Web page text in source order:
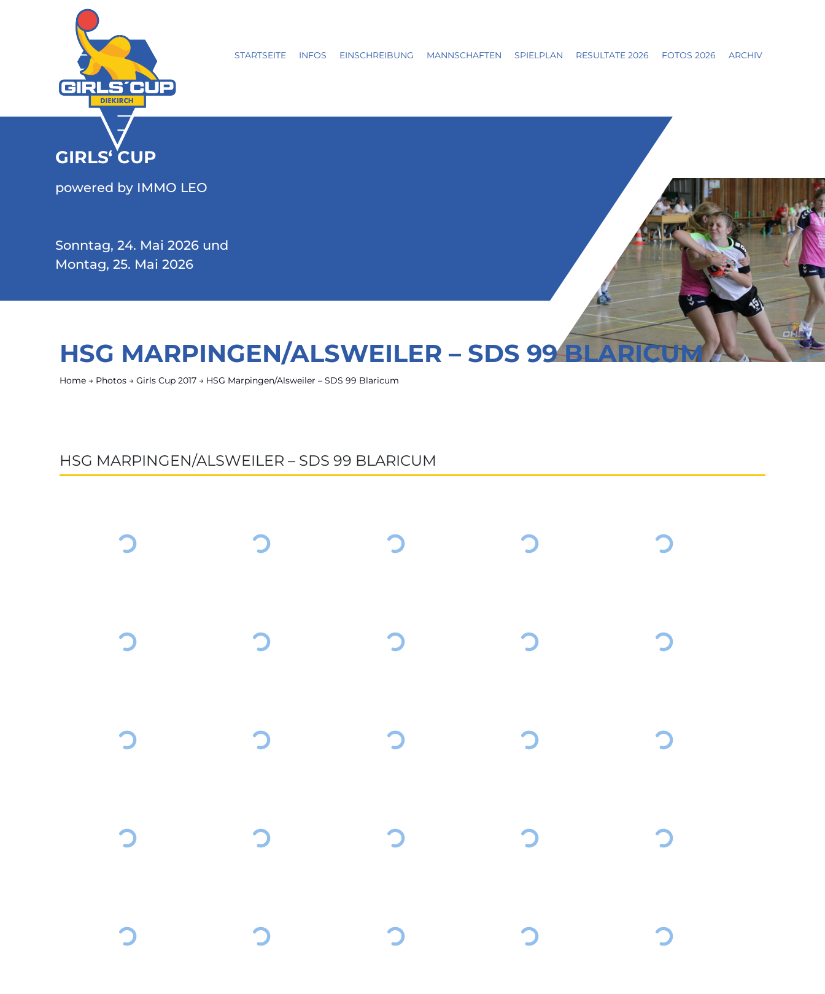
STARTSEITE INFOS EINSCHREIBUNG MANNSCHAFTEN SPIELPLAN RESULTATE 2026 FOTOS 2026 ARCHIV
GIRLS‘ CUP
powered by IMMO LEO
Sonntag, 24. Mai 2026 und
Montag, 25. Mai 2026
HSG MARPINGEN/ALSWEILER – SDS 99 BLARICUM
Home → Photos → Girls Cup 2017 → HSG Marpingen/Alsweiler – SDS 99 Blaricum
HSG MARPINGEN/ALSWEILER – SDS 99 BLARICUM